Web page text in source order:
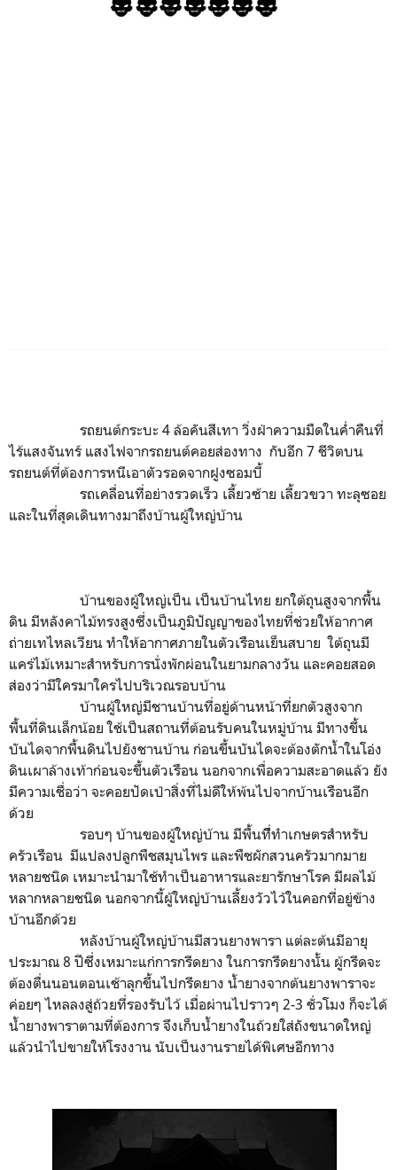
รถยนต์กระบะ 4 ล้อคันสีเทา วิ่งฝ่าความมืดในค่ำคืนที่
ไร้แสงจันทร์ แสงไฟจากรถยนต์คอยส่องทาง กับอีก 7 ชีวิตบน
รถยนต์ที่ต้องการหนีเอาตัวรอดจากฝูงซอมบี้
รถเคลื่อนที่อย่างรวดเร็ว เลี้ยวซ้าย เลี้ยวขวา ทะลุซอย
และในที่สุดเดินทางมาถึงบ้านผู้ใหญ่บ้าน
บ้านของผู้ใหญ่เป็น เป็นบ้านไทย ยกใต้ถุนสูงจากพื้น
ดิน มีหลังคาไม้ทรงสูงซึ่งเป็นภูมิปัญญาของไทยที่ช่วยให้อากาศ
ถ่ายเทไหลเวียน ทำให้อากาศภายในตัวเรือนเย็นสบาย ใต้ถุนมี
แคร่ไม้เหมาะสำหรับการนั่งพักผ่อนในยามกลางวัน และคอยสอด
ส่องว่ามีใครมาใครไปบริเวณรอบบ้าน
บ้านผู้ใหญ่มีชานบ้านที่อยู่ด้านหน้าที่ยกตัวสูงจาก
พื้นที่ดินเล็กน้อย ใช้เป็นสถานที่ต้อนรับคนในหมู่บ้าน มีทางขึ้น
บันไดจากพื้นดินไปยังชานบ้าน ก่อนขึ้นบันไดจะต้องตักน้ำในโอ่ง
ดินเผาล้างเท้าก่อนจะขึ้นตัวเรือน นอกจากเพื่อความสะอาดแล้ว ยัง
มีความเชื่อว่า จะคอยปัดเป่าสิ่งที่ไม่ดีให้พ้นไปจากบ้านเรือนอีก
ด้วย
รอบๆ บ้านของผู้ใหญ่บ้าน มีพื้นที่ืทำเกษตรสำหรับ
ครัวเรือน มีแปลงปลูกพืชสมุนไพร และพืชผักสวนครัวมากมาย
หลายชนิด เหมาะนำมาใช้ทำเป็นอาหารและยารักษาโรค มีผลไม้
หลากหลายชนิด นอกจากนี้ผู้ใหญ่บ้านเลี้ยงวัวไว้ในคอกที่อยู่ข้าง
บ้านอีกด้วย
หลังบ้านผู้ใหญ่บ้านมีสวนยางพารา แต่ละต้นมีอายุ
ประมาณ 8 ปีซึ่งเหมาะแก่การกรีดยาง ในการกรีดยางนั้น ผู้กรีดจะ
ต้องตื่นนอนตอนเช้าลุกขึ้นไปกรีดยาง น้ำยางจากต้นยางพาราจะ
ค่อยๆ ไหลลงสู่ถ้วยที่รองรับไว้ เมื่อผ่านไปราวๆ 2-3 ชั่วโมง ก็จะได้
น้ำยางพาราตามที่ต้องการ จึงเก็บน้ำยางในถ้วยใส่ถังขนาดใหญ่
แล้วนำไปขายให้โรงงาน นับเป็นงานรายได้พิเศษอีกทาง